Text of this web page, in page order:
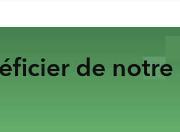
de notre